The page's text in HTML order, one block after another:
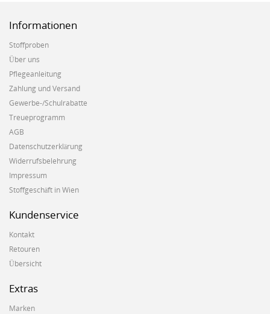
Informationen
Stoffproben
Über uns
Pflegeanleitung
Zahlung und Versand
Gewerbe-/Schulrabatte
Treueprogramm
AGB
Datenschutzerklärung
Widerrufsbelehrung
Impressum
Stoffgeschäft in Wien
Kundenservice
Kontakt
Retouren
Übersicht
Extras
Marken